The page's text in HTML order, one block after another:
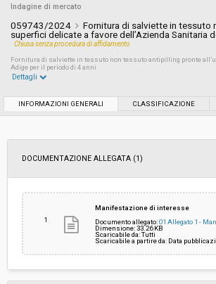
Indagine di mercato
059743/2024
Fornitura di salviette in tessuto
superfici delicate a favore dell’Azienda Sanitaria
Chiusa senza procedura di affidamento
Fornitura di salviette in tessuto non tessuto antipilling pronte
Adige per il periodo di 4 anni
Svolgimento:
Importo a base di gara soggetto a
ribasso:
Costi di sicurezza non soggetti a
ribasso:
Dettagli
INFORMAZIONI GENERALI CLASSIFICAZIONE
DOCUMENTAZIONE ALLEGATA (1)
1
Manifestazione di interesse
Documento allegato:01 Allegato 1 -
Dimensione: 33.26 KB
Scaricabile da: Tutti
Scaricabile a partire da: Data